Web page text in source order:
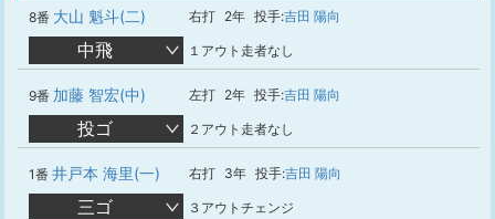
8番 大山 魁斗(二) 右打 2年 投手:吉田 陽向
中飛 １アウト走者なし
9番 加藤 智宏(中) 左打 2年 投手:吉田 陽向
投ゴ ２アウト走者なし
1番 井戸本 海里(一) 右打 3年 投手:吉田 陽向
三ゴ ３アウトチェンジ